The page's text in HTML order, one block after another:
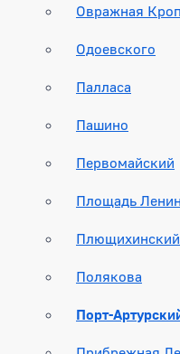
Овражная
Одоевского
Палласа
Пашино
Первомайский
Площадь
Плющихинский
Полякова
Порт-